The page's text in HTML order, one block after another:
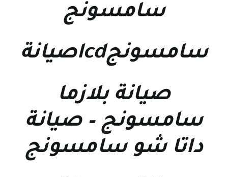
سامسونج
سامسونجlcdصيانة
صيانة بلازما
سامسونج–صيانة
داتا شو سامسونج